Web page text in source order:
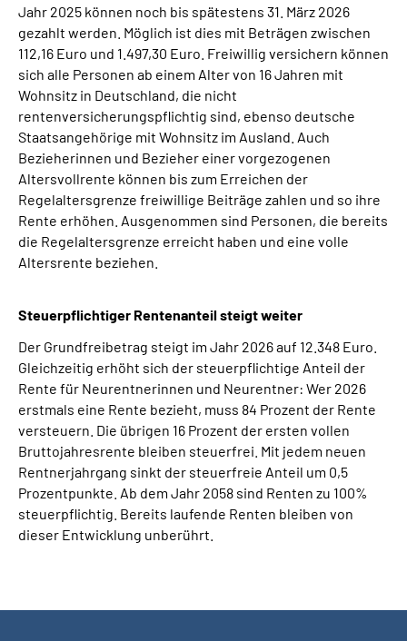
Jahr 2025 können noch bis spätestens 31. März 2026
gezahlt werden. Möglich ist dies mit Beträgen zwischen
112,16 Euro und 1.497,30 Euro. Freiwillig versichern können
sich alle Personen ab einem Alter von 16 Jahren mit
Wohnsitz in Deutschland, die nicht
rentenversicherungspflichtig sind, ebenso deutsche
Staatsangehörige mit Wohnsitz im Ausland. Auch
Bezieherinnen und Bezieher einer vorgezogenen
Altersvollrente können bis zum Erreichen der
Regelaltersgrenze freiwillige Beiträge zahlen und so ihre
Rente erhöhen. Ausgenommen sind Personen, die bereits
die Regelaltersgrenze erreicht haben und eine volle
Altersrente beziehen.
Steuerpflichtiger Rentenanteil steigt weiter
Der Grundfreibetrag steigt im Jahr 2026 auf 12.348 Euro.
Gleichzeitig erhöht sich der steuerpflichtige Anteil der
Rente für Neurentnerinnen und Neurentner: Wer 2026
erstmals eine Rente bezieht, muss 84 Prozent der Rente
versteuern. Die übrigen 16 Prozent der ersten vollen
Bruttojahresrente bleiben steuerfrei. Mit jedem neuen
Rentnerjahrgang sinkt der steuerfreie Anteil um 0,5
Prozentpunkte. Ab dem Jahr 2058 sind Renten zu 100%
steuerpflichtig. Bereits laufende Renten bleiben von
dieser Entwicklung unberührt.